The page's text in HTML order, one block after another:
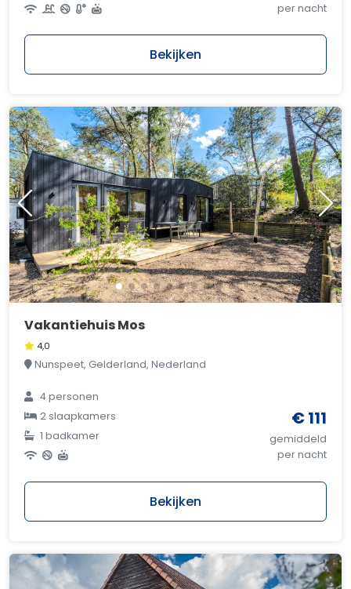
per nacht
Bekijken
Vakantiehuis Mos
4,0
Nunspeet, Gelderland, Nederland
4 personen
2 slaapkamers
1 badkamer
€ 111
gemiddeld
per nacht
Bekijken